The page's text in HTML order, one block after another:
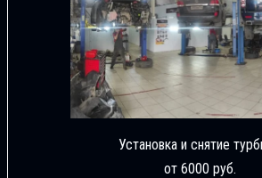
Установка и снятие
от 6000 руб.